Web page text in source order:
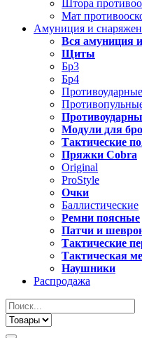
Штора
Мат
Амуниция и
Вся амуниция
Щиты
Бр3
Бр4
Модули для
Тактические
Пряжки Cobra
Original
ProStyle
Очки
Баллистические
Ремни поясные
Патчи и
Тактические
Тактическая
Наушники
Распродажа